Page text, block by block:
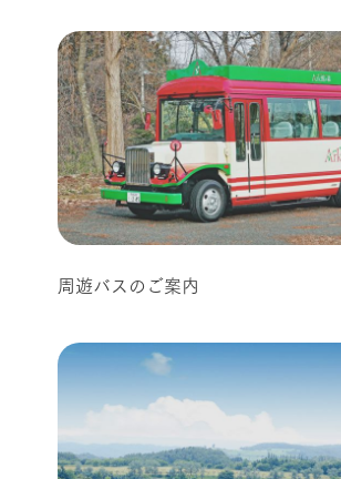
周遊バスのご案内